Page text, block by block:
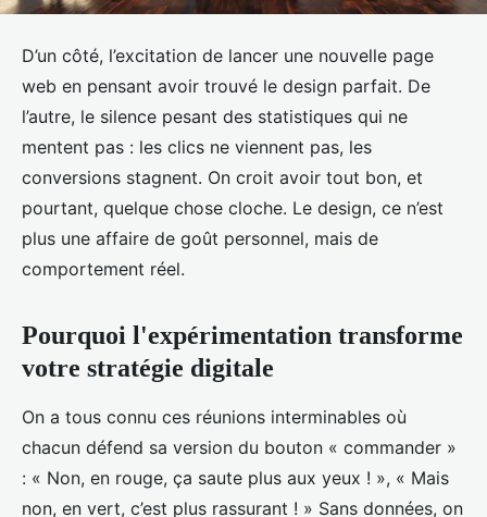
D’un côté, l’excitation de lancer une nouvelle page
web en pensant avoir trouvé le design parfait. De
l’autre, le silence pesant des statistiques qui ne
mentent pas : les clics ne viennent pas, les
conversions stagnent. On croit avoir tout bon, et
pourtant, quelque chose cloche. Le design, ce n’est
plus une affaire de goût personnel, mais de
comportement réel.
Pourquoi l'expérimentation transforme
votre stratégie digitale
On a tous connu ces réunions interminables où
chacun défend sa version du bouton « commander »
: « Non, en rouge, ça saute plus aux yeux ! », « Mais
non, en vert, c’est plus rassurant ! » Sans données, on